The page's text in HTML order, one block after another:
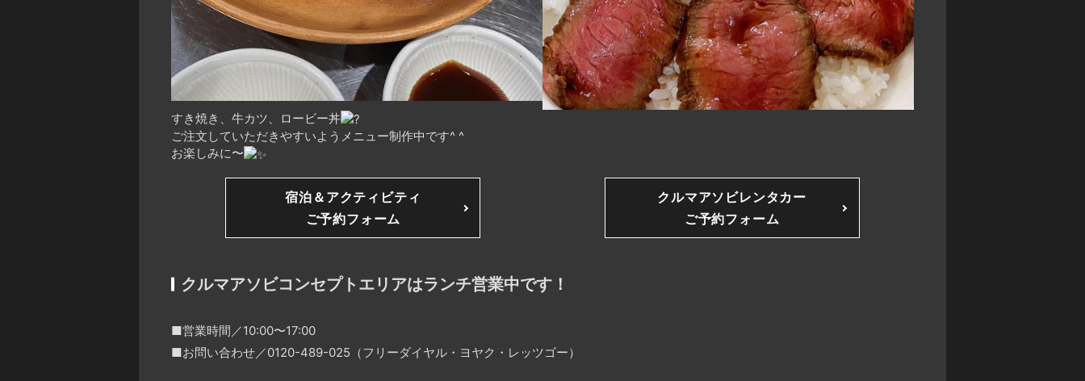
すき焼き、牛カツ、ロービー丼
ご注文していただきやすいようメニュー制作中です^ ^
お楽しみに〜
宿泊＆アクティビティ
ご予約フォーム
クルマアソビレンタカー
ご予約フォーム
クルマアソビコンセプトエリアはランチ営業中です！
■営業時間／10:00〜17:00
■お問い合わせ／0120-489-025（フリーダイヤル・ヨヤク・レッツゴー）